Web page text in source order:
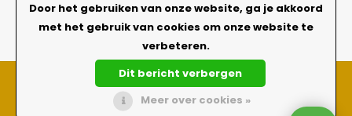
Dé Glazen wanden specialist
Door het gebruiken van onze website, ga je akkoord
met het gebruik van cookies om onze website te
verbeteren.
Dit bericht verbergen
Meer over cookies »